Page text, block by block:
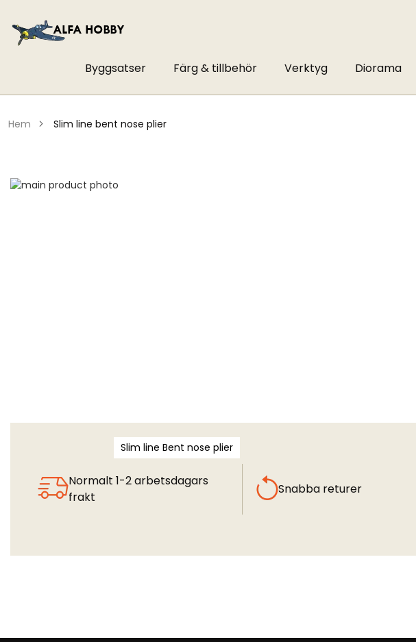
Byggsatser Färg & tillbehör Verktyg Diorama
hem slim line bent nose plier
Hoppa
Slim line Bent nose plier
Normalt 1-2 arbetsdagars
frakt
Snabba returer